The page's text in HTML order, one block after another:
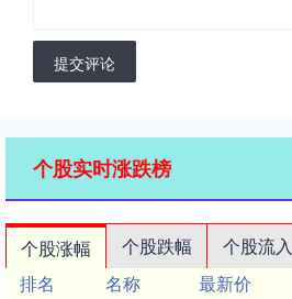
提交评论
个股实时涨跌榜
个股涨幅 个股跌幅 个股流入
排名
名称 最新价